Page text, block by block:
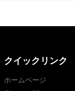
クイックリンク
ホームページ